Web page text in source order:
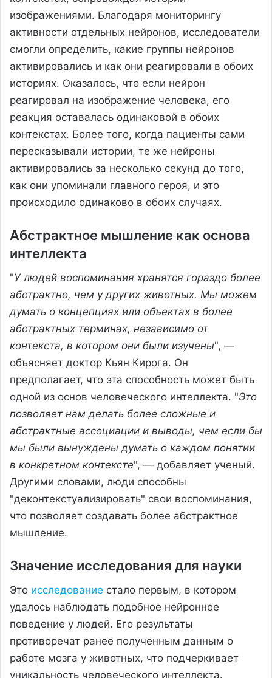
изображениями. Благодаря мониторингу
активности отдельных нейронов, исследователи
смогли определить, какие группы нейронов
активировались и как они реагировали в обоих
историях. Оказалось, что если нейрон
реагировал на изображение человека, его
реакция оставалась одинаковой в обоих
контекстах. Более того, когда пациенты сами
пересказывали истории, те же нейроны
активировались за несколько секунд до того,
как они упоминали главного героя, и это
происходило одинаково в обоих случаях.
Абстрактное мышление как основа
интеллекта
"У людей воспоминания хранятся гораздо более
абстрактно, чем у других животных. Мы можем
думать о концепциях или объектах в более
абстрактных терминах, независимо от
контекста, в котором они были изучены", —
объясняет доктор Кьян Кирога. Он
предполагает, что эта способность может быть
одной из основ человеческого интеллекта. "Это
позволяет нам делать более сложные и
абстрактные ассоциации и выводы, чем если бы
мы были вынуждены думать о каждом понятии
в конкретном контексте", — добавляет ученый.
Другими словами, люди способны
"деконтекстуализировать" свои воспоминания,
что позволяет создавать более абстрактное
мышление.
Значение исследования для науки
Это исследование стало первым, в котором
удалось наблюдать подобное нейронное
поведение у людей. Его результаты
противоречат ранее полученным данным о
работе мозга у животных, что подчеркивает
уникальность человеческого интеллекта.